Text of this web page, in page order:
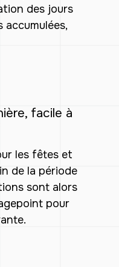
des jours
accumulées,
facile à
les fêtes et
de la période
sont alors
pour